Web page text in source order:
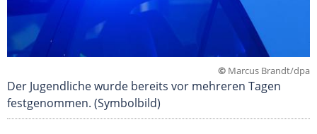
© Marcus Brandt/dpa
Der Jugendliche wurde bereits vor mehreren Tagen
festgenommen. (Symbolbild)